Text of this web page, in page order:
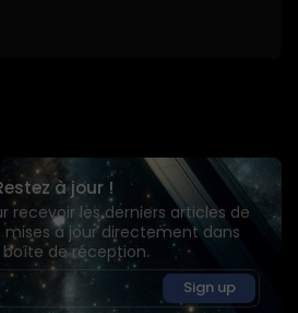
à jour !
recevoir les derniers articles de
mises à jour directement dans
de réception.